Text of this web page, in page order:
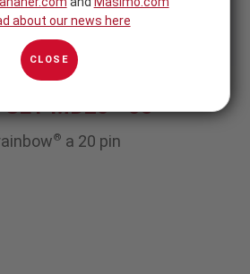
MD20 - 05
® a 20 pin
about our news here
CLOSE